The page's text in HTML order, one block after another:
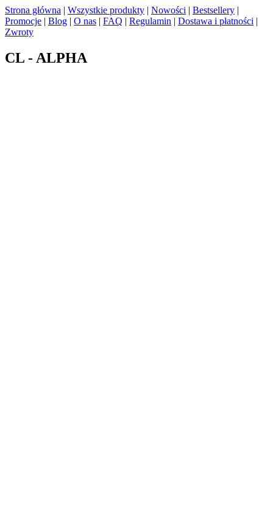
Strona główna | Wszystkie produkty | Nowości | Bestsellery |
Promocje | Blog | O nas | FAQ | Regulamin | Dostawa i płatności |
Zwroty
CL - ALPHA